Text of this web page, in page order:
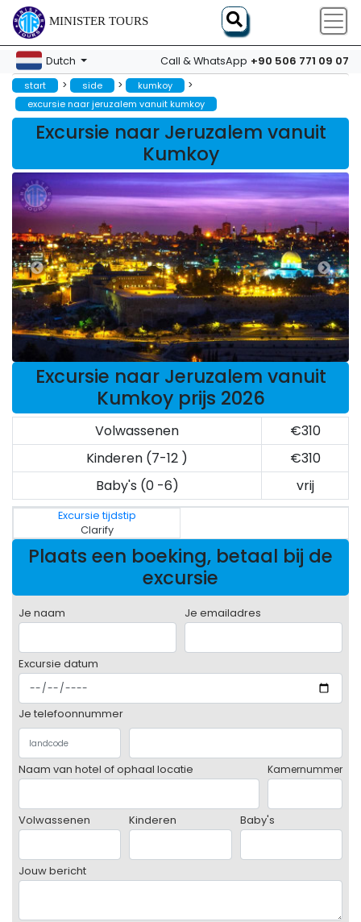
MINISTER TOURS
Dutch Call & WhatsApp +90 506 771 09 07
start > side > kumkoy >
excursie naar jeruzalem vanuit kumkoy
Excursie naar Jeruzalem vanuit
Kumkoy
Excursie naar Jeruzalem vanuit
Kumkoy prijs 2026
Volwassenen
€310
Kinderen (7-12 )
€310
Baby's (0 -6)
vrij
Excursie tijdstip
Clarify
Plaats een boeking, betaal bij de
excursie
Je naam Je emailadres
Excursie datum
Je telefoonnummer
Naam van hotel of ophaal locatie Kamernummer
Volwassenen Kinderen Baby's
Jouw bericht